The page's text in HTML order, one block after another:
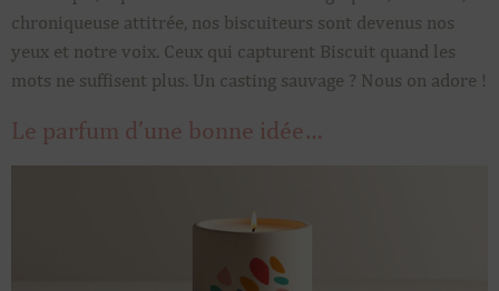
chroniqueuse attitrée, nos biscuiteurs sont devenus nos
yeux et notre voix. Ceux qui capturent Biscuit quand les
mots ne suffisent plus. Un casting sauvage ? Nous on adore !
Le parfum d’une bonne idée…